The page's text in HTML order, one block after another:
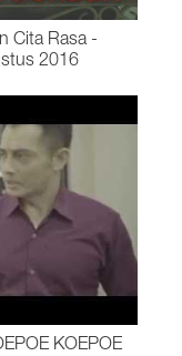
Cita Rasa -
2016
KOEPOE